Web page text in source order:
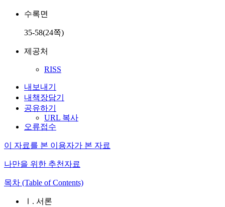
수록면
35-58(24쪽)
제공처
RISS
내보내기
내책장담기
공유하기
URL 복사
오류접수
이 자료를 본 이용자가 본 자료
나만을 위한 추천자료
목차 (Table of Contents)
Ⅰ. 서론